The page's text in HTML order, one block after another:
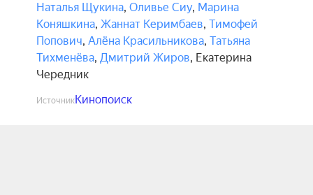
Наталья Щукина, Оливье Сиу, Марина
Коняшкина, Жаннат Керимбаев, Тимофей
Попович, Алёна Красильникова, Татьяна
Тихменёва, Дмитрий Жиров, Екатерина
Чередник
ИсточникКинопоиск